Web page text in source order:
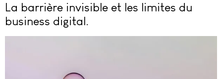
La barrière invisible et les limites du
business digital.